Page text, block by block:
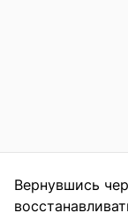
Вернувшись